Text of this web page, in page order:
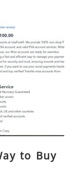
to Buy